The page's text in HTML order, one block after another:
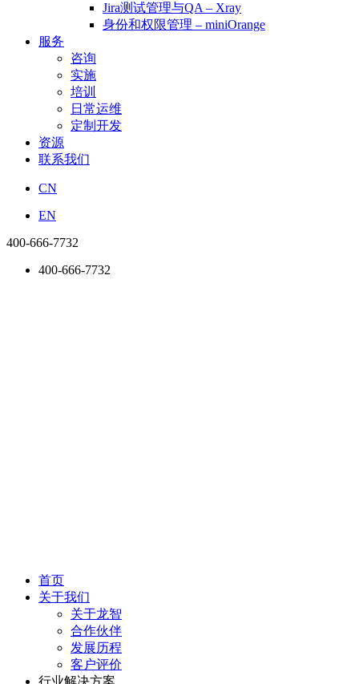
Jira测试管理与QA – Xray
身份和权限管理 – miniOrange
服务
咨询
实施
培训
日常运维
定制开发
资源
联系我们
CN
EN
400-666-7732
400-666-7732
首页
关于我们
关于龙智
合作伙伴
发展历程
客户评价
行业解决方案